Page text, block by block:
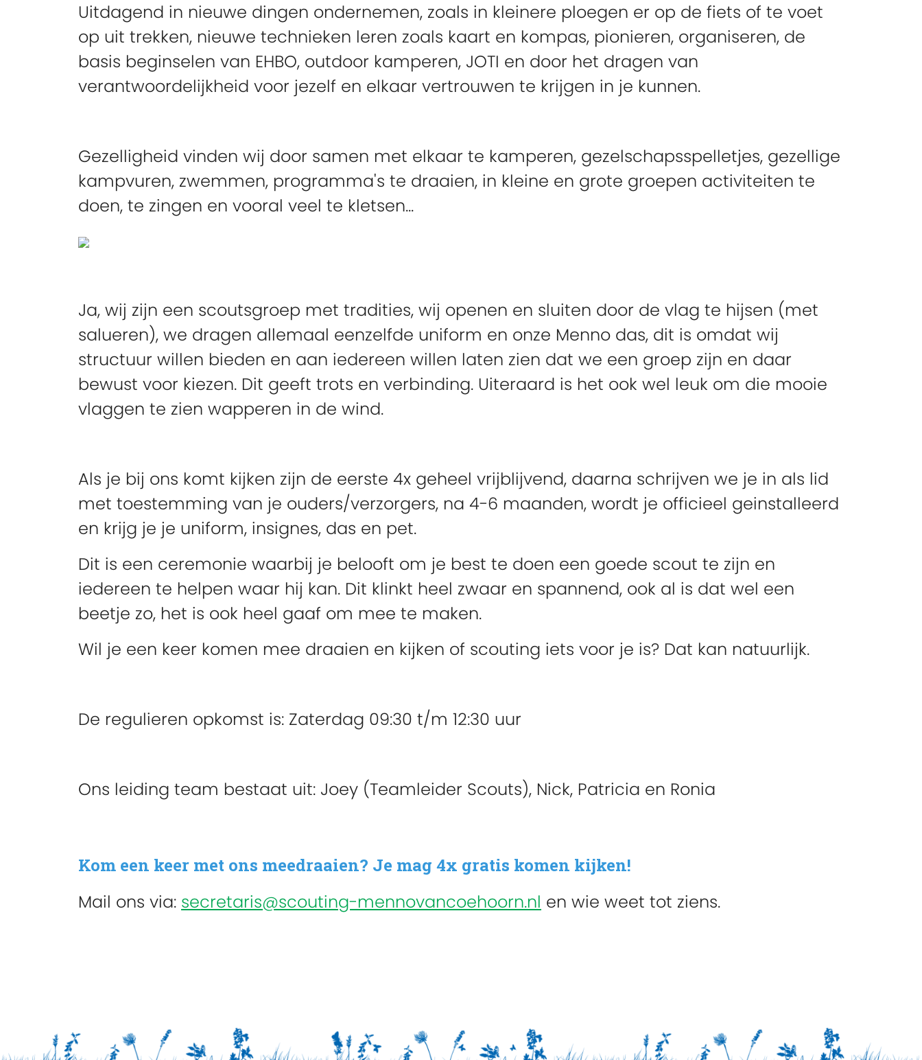
Uitdagend in nieuwe dingen ondernemen, zoals in kleinere ploegen er op de fiets of te voet
op uit trekken, nieuwe technieken leren zoals kaart en kompas, pionieren, organiseren, de
basis beginselen van EHBO, outdoor kamperen, JOTI en door het dragen van
verantwoordelijkheid voor jezelf en elkaar vertrouwen te krijgen in je kunnen.
Gezelligheid vinden wij door samen met elkaar te kamperen, gezelschapsspelletjes, gezellige
kampvuren, zwemmen, programma's te draaien, in kleine en grote groepen activiteiten te
doen, te zingen en vooral veel te kletsen...
Ja, wij zijn een scoutsgroep met tradities, wij openen en sluiten door de vlag te hijsen (met
salueren), we dragen allemaal eenzelfde uniform en onze Menno das, dit is omdat wij
structuur willen bieden en aan iedereen willen laten zien dat we een groep zijn en daar
bewust voor kiezen. Dit geeft trots en verbinding. Uiteraard is het ook wel leuk om die mooie
vlaggen te zien wapperen in de wind.
Als je bij ons komt kijken zijn de eerste 4x geheel vrijblijvend, daarna schrijven we je in als lid
met toestemming van je ouders/verzorgers, na 4-6 maanden, wordt je officieel geinstalleerd
en krijg je je uniform, insignes, das en pet.
Dit is een ceremonie waarbij je belooft om je best te doen een goede scout te zijn en
iedereen te helpen waar hij kan. Dit klinkt heel zwaar en spannend, ook al is dat wel een
beetje zo, het is ook heel gaaf om mee te maken.
Wil je een keer komen mee draaien en kijken of scouting iets voor je is? Dat kan natuurlijk.
De regulieren opkomst is: Zaterdag 09:30 t/m 12:30 uur
Ons leiding team bestaat uit: Joey (Teamleider Scouts), Nick, Patricia en Ronia
Kom een keer met ons meedraaien? Je mag 4x gratis komen kijken!
Mail ons via: secretaris@scouting-mennovancoehoorn.nl en wie weet tot ziens.